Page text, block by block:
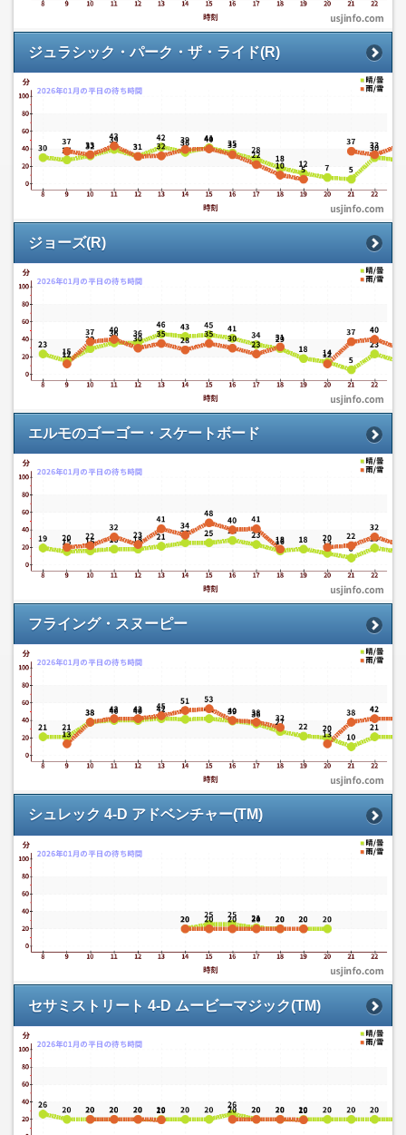
ジュラシック・パーク・ザ・ライド(R)
ジョーズ(R)
エルモのゴーゴー・スケートボード
フライング・スヌーピー
シュレック 4-D アドベンチャー(TM)
セサミストリート 4-D ムービーマジック(TM)